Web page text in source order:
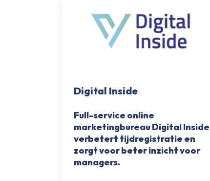
Digital Inside
Full-service online
marketingbureau Digital Inside
verbetert tijdregistratie en
zorgt voor beter inzicht voor
managers.